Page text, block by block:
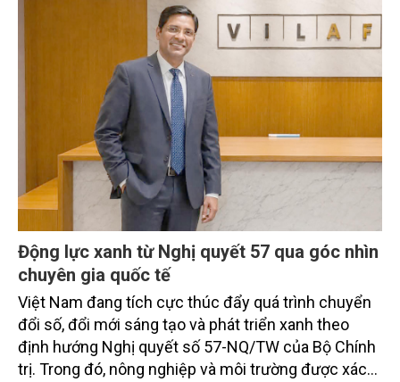
Động lực xanh từ Nghị quyết 57 qua góc nhìn
chuyên gia quốc tế
Việt Nam đang tích cực thúc đẩy quá trình chuyển
đổi số, đổi mới sáng tạo và phát triển xanh theo
định hướng Nghị quyết số 57-NQ/TW của Bộ Chính
trị. Trong đó, nông nghiệp và môi trường được xác